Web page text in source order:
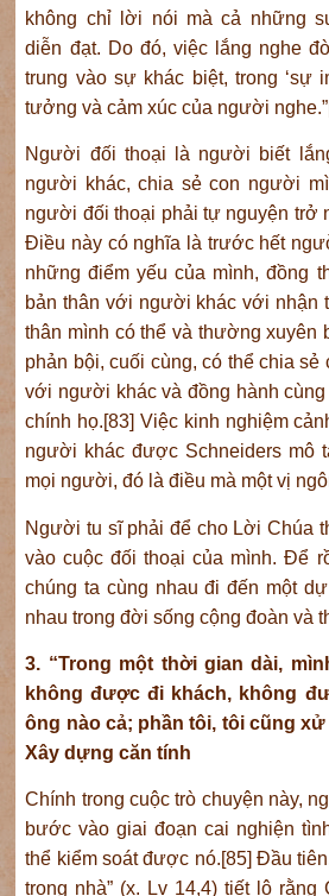
không chỉ lời nói mà cả những
diễn đạt. Do đó, việc lắng nghe
trung vào sự khác biệt, trong ‘sự
tưởng và cảm xúc của người
Người đối thoại là người biết
người khác, chia sẻ con người
người đối thoại phải tự nguyện trở
Điều này có nghĩa là trước hết
những điểm yếu của mình, đồng
bản thân với người khác với nhận
thân mình có thể và thường xuyên
phản bội, cuối cùng, có thể chia sẻ
với người khác và đồng hành
chính họ.[83] Việc kinh nghiệm
người khác được Schneiders mô
mọi người, đó là điều mà một vị
Người tu sĩ phải để cho Lời Chúa
vào cuộc đối thoại của mình. Để
chúng ta cùng nhau đi đến một
nhau trong đời sống cộng đoàn và
3. “Trong một thời gian dài,
không được đi khách, không
ông nào cả; phần tôi, tôi cũng
Xây dựng căn tính
Chính trong cuộc trò chuyện này,
bước vào giai đoạn cai nghiện
thể kiểm soát được nó.[85] Đầu
trong nhà” (x. Lv 14,4) tiết lộ rằng